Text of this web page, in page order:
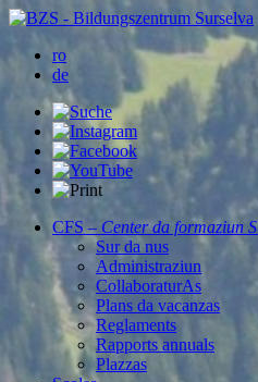
ro
de
CFS – Center da formaziun
Sur da nus
Administraziun
CollaboraturAs
Plans da vacanzas
Reglaments
Rapports annuals
Plazzas